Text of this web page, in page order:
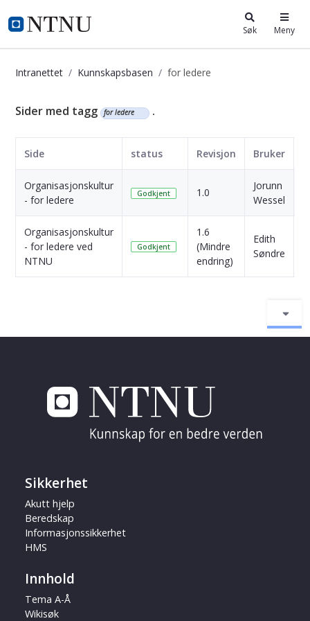
i.ntnu.no Søk Meny
Intranettet Kunnskapsbasen for ledere
Kunnskapsbasen
Sider med tagg for ledere .
Side status Revisjon Bruker
Organisasjonskultur
- for ledere
Godkjent 1.0
Jorunn
Wessel
Organisasjonskultur
- for ledere ved
NTNU
Godkjent
1.6
(Mindre
endring)
Edith
Søndre
Sikkerhet
Akutt hjelp
Beredskap
Informasjonssikkerhet
HMS
Innhold
Tema A-Å
Wikisøk